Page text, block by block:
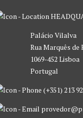
Palácio Vilalva
Rua Marquês
1069-452 Lisboa
Portugal
(+351) 213